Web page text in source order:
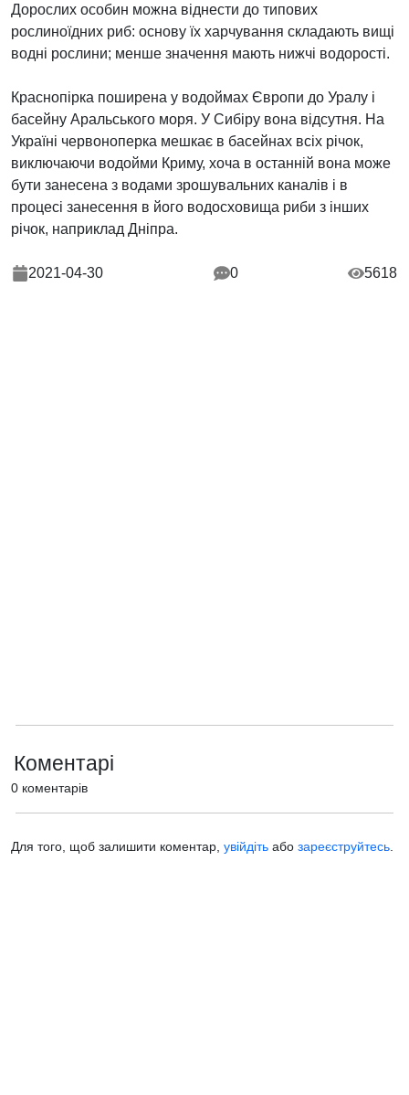
Дорослих особин можна віднести до типових
рослиноїдних риб: основу їх харчування складають вищі
водні рослини; менше значення мають нижчі водорості.
Краснопірка поширена у водоймах Європи до Уралу і
басейну Аральського моря. У Сибіру вона відсутня. На
Україні червоноперка мешкає в басейнах всіх річок,
виключаючи водойми Криму, хоча в останній вона може
бути занесена з водами зрошувальних каналів і в
процесі занесення в його водосховища риби з інших
річок, наприклад Дніпра.
2021-04-30 0 5618
Коментарі
0 коментарів
Для того, щоб залишити коментар, увійдіть або зареєструйтесь